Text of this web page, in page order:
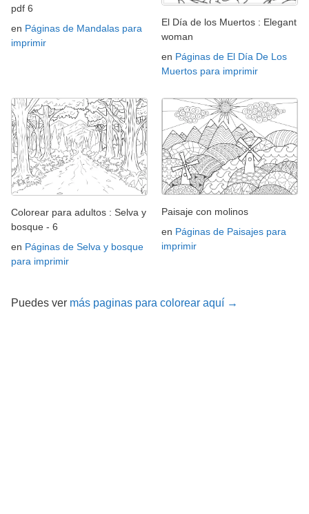
pdf 6
en Páginas de Mandalas para
imprimir
El Día de los Muertos : Elegant
woman
en Páginas de El Día De Los
Muertos para imprimir
Colorear para adultos : Selva y
bosque - 6
en Páginas de Selva y bosque
para imprimir
Paisaje con molinos
en Páginas de Paisajes para
imprimir
Puedes ver más paginas para colorear aquí →